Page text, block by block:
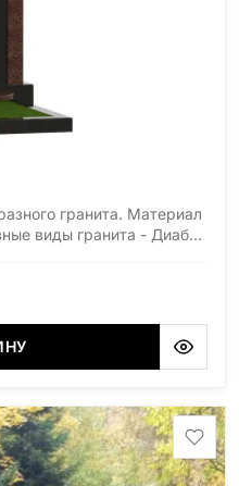
гранита. Материал
виды гранита - Диабаз
Лабродарит
Сюксюансаари
(Россия, Мурманская
[wpforms